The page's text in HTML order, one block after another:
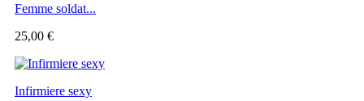
Femme soldat...
25,00 €
Infirmiere sexy